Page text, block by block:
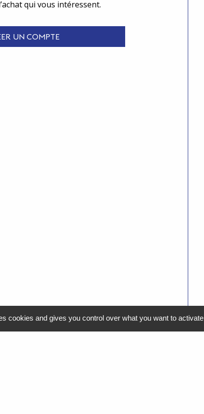
qui vous intéressent.
UN COMPTE
cookies and gives you control over what you want to activate